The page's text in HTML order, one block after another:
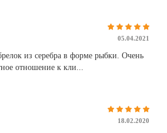
05.04.2021
из серебра в форме рыбки. Очень
отношение к кли...
18.02.2020